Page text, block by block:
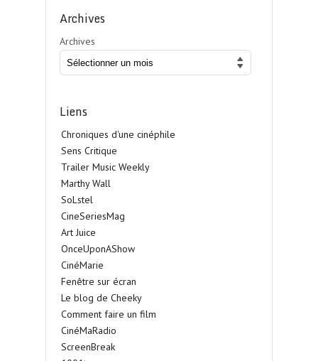
Archives
Archives
Liens
Chroniques d'une cinéphile
Sens Critique
Trailer Music Weekly
Marthy Wall
SoLstel
CineSeriesMag
Art Juice
OnceUponAShow
CinéMarie
Fenêtre sur écran
Le blog de Cheeky
Comment faire un film
CinéMaRadio
ScreenBreak